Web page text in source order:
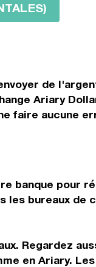
de
Ariary
faire aucune
banque pour
les bureaux de
Regardez
en Ariary. Les